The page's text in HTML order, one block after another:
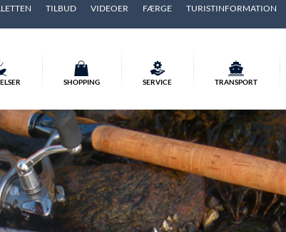
TILBUD VIDEOER FÆRGE TURISTINFORMATION
SHOPPING SERVICE TRANSPORT